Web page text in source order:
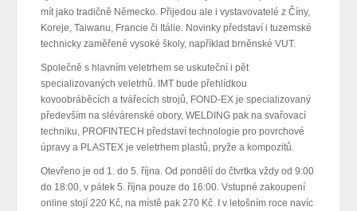
mít jako tradičně Německo. Přijedou ale i vystavovatelé z Číny,
Koreje, Taiwanu, Francie či Itálie. Novinky představí i tuzemské
technicky zaměřené vysoké školy, například brněnské VUT.
Společně s hlavním veletrhem se uskuteční i pět
specializovaných veletrhů. IMT bude přehlídkou
kovoobráběcích a tvářecích strojů, FOND-EX je specializovaný
především na slévárenské obory, WELDING pak na svařovací
techniku, PROFINTECH představí technologie pro povrchové
úpravy a PLASTEX je veletrhem plastů, pryže a kompozitů.
Otevřeno je od 1. do 5. října. Od pondělí do čtvrtka vždy od 9:00
do 18:00, v pátek 5. října pouze do 16:00. Vstupné zakoupení
online stojí 220 Kč, na místě pak 270 Kč. I v letošním roce navíc